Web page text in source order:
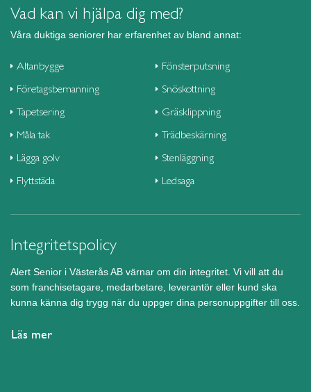
Vad kan vi hjälpa dig med?
Våra duktiga seniorer har erfarenhet av bland annat:
Altanbygge
Företagsbemanning
Tapetsering
Måla tak
Lägga golv
Flyttstäda
Fönsterputsning
Snöskottning
Gräsklippning
Trädbeskärning
Stenläggning
Ledsaga
Integritetspolicy
Alert Senior i Västerås AB värnar om din integritet. Vi vill att du
som franchisetagare, medarbetare, leverantör eller kund ska
kunna känna dig trygg när du uppger dina personuppgifter till oss.
Läs mer